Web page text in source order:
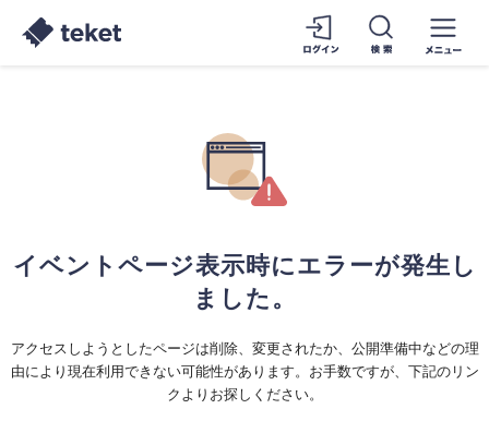
イベントページ表示時にエラーが発生し
ました。
アクセスしようとしたページは削除、変更されたか、公開準備中などの理
由により現在利用できない可能性があります。お手数ですが、下記のリン
クよりお探しください。